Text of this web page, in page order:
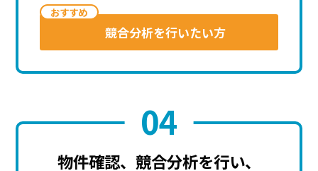
おすすめ
競合分析を行いたい方
04
物件確認、競合分析を行い、